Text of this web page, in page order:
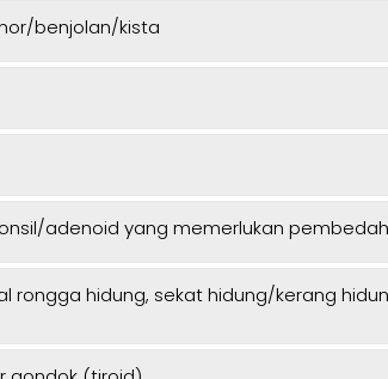
benjolan/kista
adenoid yang memerlukan
rongga hidung, sekat hidung/kerang